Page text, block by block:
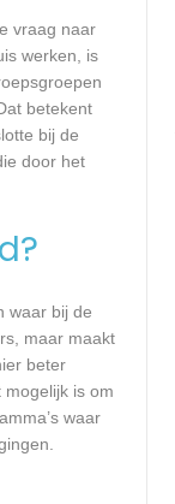
vraag naar
werken, is
betekent
bij de
door het
waar bij de
maar maakt
beter
is om
waar